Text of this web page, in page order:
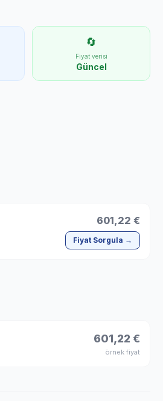
🔄
Fiyat verisi
Güncel
601,22 €
Fiyat Sorgula →
601,22 €
örnek fiyat